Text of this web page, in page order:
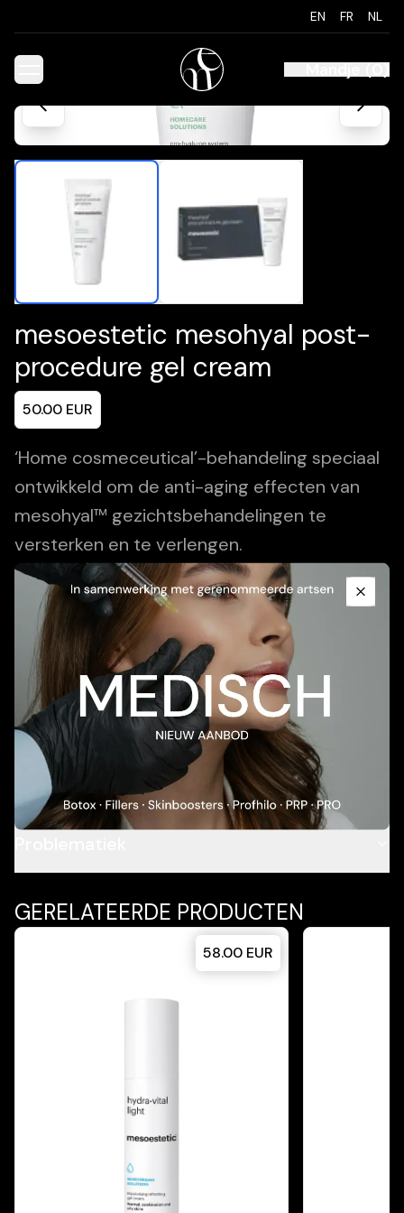
EN FR NL
Mandje(0)
mesoestetic mesohyal post-
procedure gel cream
50.00 EUR
‘Home cosmeceutical’-behandeling speciaal
ontwikkeld om de anti-aging effecten van
mesohyal™ gezichtsbehandelingen te
versterken en te verlengen.
Add To Cart
Beschrijving
Toepassing
Huidtype
GERELATEERDE PRODUCTEN
58.00 EUR
Promotional Content